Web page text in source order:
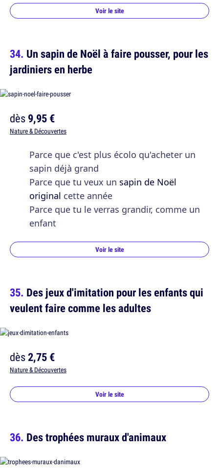
Voir le site
Un sapin de Noël à faire pousser, pour les
jardiniers en herbe
dès9,95 €
Nature & Découvertes
Parce que c'est plus écolo qu'acheter un
sapin déjà grand
Parce que tu veux un sapin de Noël
original cette année
Parce que tu le verras grandir, comme un
enfant
Voir le site
Des jeux d'imitation pour les enfants qui
veulent faire comme les adultes
dès2,75 €
Nature & Découvertes
Voir le site
Des trophées muraux d'animaux